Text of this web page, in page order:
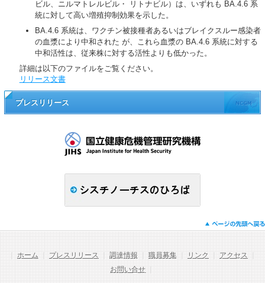
ビル、ニルマトレルビル・ リトナビル）は、いずれも BA.4.6 系
統に対して高い増殖抑制効果を示した。
BA.4.6 系統は、ワクチン被接種者あるいはブレイクスルー感染者
の血漿により中和された が、これら血漿の BA.4.6 系統に対する
中和活性は、従来株に対する活性よりも低かった。
詳細は以下のファイルをご覧ください。
リリース文書
プレスリリース
ホーム プレスリリース 調達情報 職員募集｜ リンク アクセス
お問い合せ